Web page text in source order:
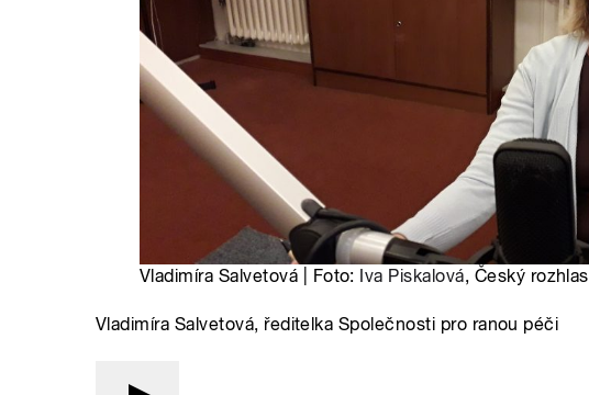
Vladimíra Salvetová | Foto: Iva Piskalová, Český rozhlas
Vladimíra Salvetová, ředitelka Společnosti pro ranou péči